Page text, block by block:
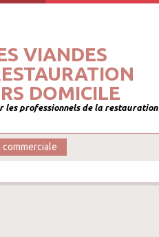
VIANDES
DOMICILE
les professionnels de la restauration